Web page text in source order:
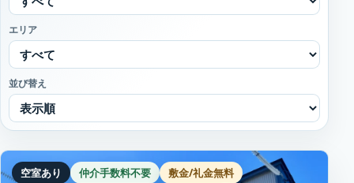
エリア
並び替え
空室あり 仲介手数料不要 敷金/礼金無料